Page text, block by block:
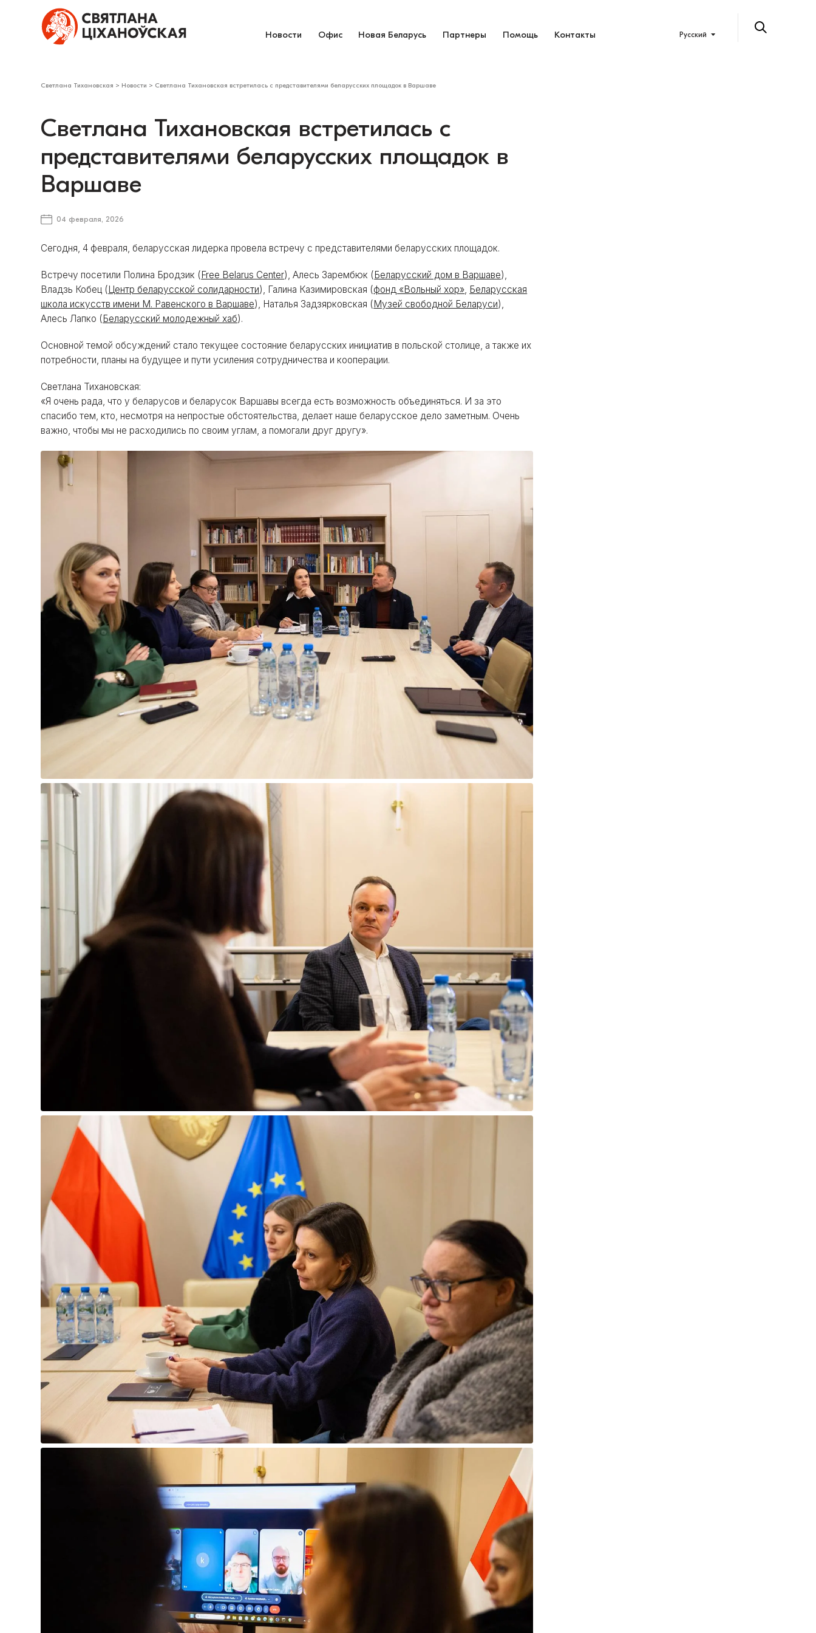
Новости Офис Новая Беларусь Партнеры Помощь Контакты Русский
Светлана Тихановская > Новости > Светлана Тихановская встретилась с представителями беларусских площадок в Варшаве
Светлана Тихановская встретилась с
представителями беларусских площадок в
Варшаве
04 февраля, 2026
Сегодня, 4 февраля, беларусская лидерка провела встречу с представителями беларусских площадок.
Встречу посетили Полина Бродзик (Free Belarus Center), Алесь Зарембюк (Беларусский дом в Варшаве),
Владзь Кобец (Центр беларусской солидарности), Галина Казимировская (фонд «Вольный хор», Беларусская
школа искусств имени М. Равенского в Варшаве), Наталья Задзярковская (Музей свободной Беларуси),
Алесь Лапко (Беларусский молодежный хаб).
Основной темой обсуждений стало текущее состояние беларусских инициатив в польской столице, а также их
потребности, планы на будущее и пути усиления сотрудничества и кооперации.
Светлана Тихановская:
«Я очень рада, что у беларусов и беларусок Варшавы всегда есть возможность объединяться. И за это
спасибо тем, кто, несмотря на непростые обстоятельства, делает наше беларусское дело заметным. Очень
важно, чтобы мы не расходились по своим углам, а помогали друг другу».